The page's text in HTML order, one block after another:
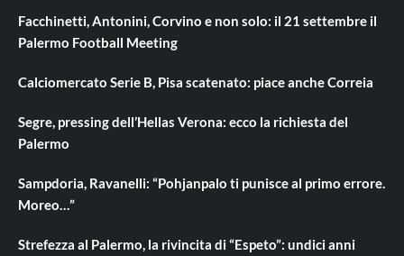
Facchinetti, Antonini, Corvino e non solo: il 21 settembre il
Palermo Football Meeting
Calciomercato Serie B, Pisa scatenato: piace anche Correia
Segre, pressing dell’Hellas Verona: ecco la richiesta del
Palermo
Sampdoria, Ravanelli: “Pohjanpalo ti punisce al primo errore.
Moreo…”
Strefezza al Palermo, la rivincita di “Espeto”: undici anni